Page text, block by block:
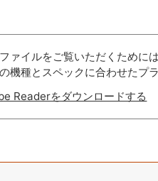
ァイルをご覧いただくために
機種とスペックに合わせたプ
Readerをダウンロードする